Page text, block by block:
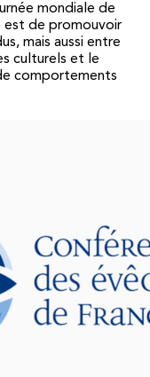
mondiale de
est de promouvoir
mais aussi entre
culturels et le
comportements